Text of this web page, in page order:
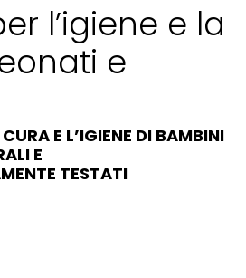
l’igiene e la
e
E L’IGIENE DI BAMBINI
E
TESTATI